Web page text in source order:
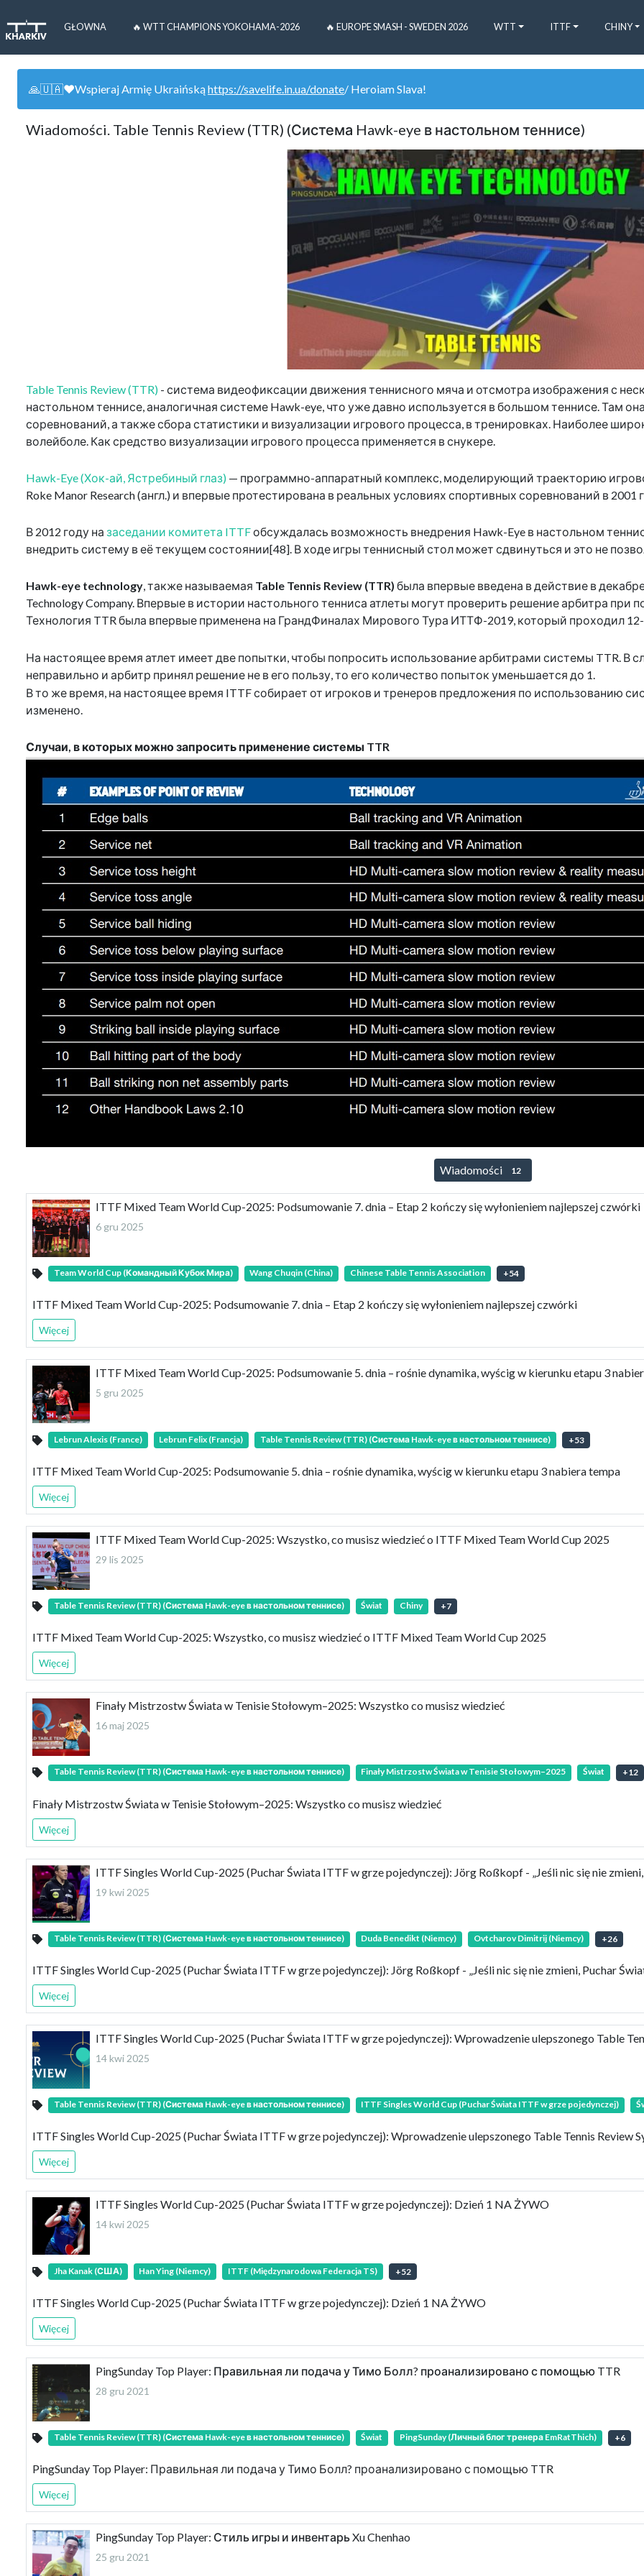
GŁOWNA 🔥 WTT CHAMPIONS YOKOHAMA-2026 🔥 EUROPE SMASH - SWEDEN 2026 WTT ITTF CHINY
🙏🇺🇦❤️Wspieraj Armię Ukraińskąhttps://savelife.in.ua/donate/ Heroiam Slava!
Wiadomości. Table Tennis Review (TTR) (Система Hawk-eye в настольном теннисе)
Table Tennis Review (TTR) - система видеофиксации движения теннисного мяча и отсмотра изображения с
настольном теннисе, аналогичная системе Hawk-eye, что уже давно используется в большом теннисе. Там
соревнований, а также сбора статистики и визуализации игрового процесса, в тренировках. Наиболее
волейболе. Как средство визуализации игрового процесса применяется в снукере.
Hawk-Eye (Хок-ай, Ястребиный глаз) — программно-аппаратный комплекс, моделирующий траекторию
Roke Manor Research (англ.) и впервые протестирована в реальных условиях спортивных соревнований в 2001
В 2012 году на заседании комитета ITTFобсуждалась возможность внедрения Hawk-Eye в настольном
внедрить систему в её текущем состоянии[48]. В ходе игры теннисный стол может сдвинуться и это не
Hawk-eye technology, также называемая Table Tennis Review (TTR) была впервые введена в действие в
Technology Company. Впервые в истории настольного тенниса атлеты могут проверить решение арбитра
Технология TTR была впервые применена на ГрандФиналах Мирового Тура ИТТФ-2019, который проходил 12-
На настоящее время атлет имеет две попытки, чтобы попросить использование арбитрами системы TTR. В
неправильно и арбитр принял решение не в его пользу, то его количество попыток уменьшается до 1.
В то же время, на настоящее время ITTF собирает от игроков и тренеров предложения по использованию
изменено.
Случаи, в которых можно запросить применение системы TTR
Wiadomości 12
ITTF Mixed Team World Cup-2025: Podsumowanie 7. dnia – Etap 2 kończy się wyłonieniem najlepszej czwórki
6 gru 2025
Team World Cup (Командный Кубок Мира) Wang Chuqin (China) Chinese Table Tennis Association +54
ITTF Mixed Team World Cup-2025: Podsumowanie 7. dnia – Etap 2 kończy się wyłonieniem najlepszej czwórki
Więcej
ITTF Mixed Team World Cup-2025: Podsumowanie 5. dnia – rośnie dynamika, wyścig w kierunku etapu 3
5 gru 2025
Lebrun Alexis (France) Lebrun Felix (Francja) Table Tennis Review (TTR) (Система Hawk-eye в настольном теннисе) +53
ITTF Mixed Team World Cup-2025: Podsumowanie 5. dnia – rośnie dynamika, wyścig w kierunku etapu 3 nabiera tempa
Więcej
ITTF Mixed Team World Cup-2025: Wszystko, co musisz wiedzieć o ITTF Mixed Team World Cup 2025
29 lis 2025
Table Tennis Review (TTR) (Система Hawk-eye в настольном теннисе) Świat Chiny +7
ITTF Mixed Team World Cup-2025: Wszystko, co musisz wiedzieć o ITTF Mixed Team World Cup 2025
Więcej
Finały Mistrzostw Świata w Tenisie Stołowym–2025: Wszystko co musisz wiedzieć
16 maj 2025
Table Tennis Review (TTR) (Система Hawk-eye в настольном теннисе) Finały Mistrzostw Świata w Tenisie Stołowym–2025 Świat +12
Finały Mistrzostw Świata w Tenisie Stołowym–2025: Wszystko co musisz wiedzieć
Więcej
ITTF Singles World Cup-2025 (Puchar Świata ITTF w grze pojedynczej): Jörg Roßkopf - „Jeśli nic się nie
19 kwi 2025
Table Tennis Review (TTR) (Система Hawk-eye в настольном теннисе) Duda Benedikt (Niemcy) Ovtcharov Dimitrij (Niemcy) +26
ITTF Singles World Cup-2025 (Puchar Świata ITTF w grze pojedynczej): Jörg Roßkopf - „Jeśli nic się nie zmieni, Puchar
Więcej
ITTF Singles World Cup-2025 (Puchar Świata ITTF w grze pojedynczej): Wprowadzenie ulepszonego Table
14 kwi 2025
Table Tennis Review (TTR) (Система Hawk-eye в настольном теннисе) ITTF Singles World Cup (Puchar Świata ITTF w grze pojedynczej)
ITTF Singles World Cup-2025 (Puchar Świata ITTF w grze pojedynczej): Wprowadzenie ulepszonego Table Tennis Review
Więcej
ITTF Singles World Cup-2025 (Puchar Świata ITTF w grze pojedynczej): Dzień 1 NA ŻYWO
14 kwi 2025
Jha Kanak (США) Han Ying (Niemcy) ITTF (Międzynarodowa Federacja TS) +52
ITTF Singles World Cup-2025 (Puchar Świata ITTF w grze pojedynczej): Dzień 1 NA ŻYWO
Więcej
PingSunday Top Player: Правильная ли подача у Тимо Болл? проанализировано с помощью TTR
28 gru 2021
Table Tennis Review (TTR) (Система Hawk-eye в настольном теннисе) Świat PingSunday (Личный блог тренера EmRatThich) +6
PingSunday Top Player: Правильная ли подача у Тимо Болл? проанализировано с помощью TTR
Więcej
PingSunday Top Player: Стиль игры и инвентарь Xu Chenhao
25 gru 2021